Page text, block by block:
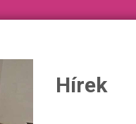
Hírek